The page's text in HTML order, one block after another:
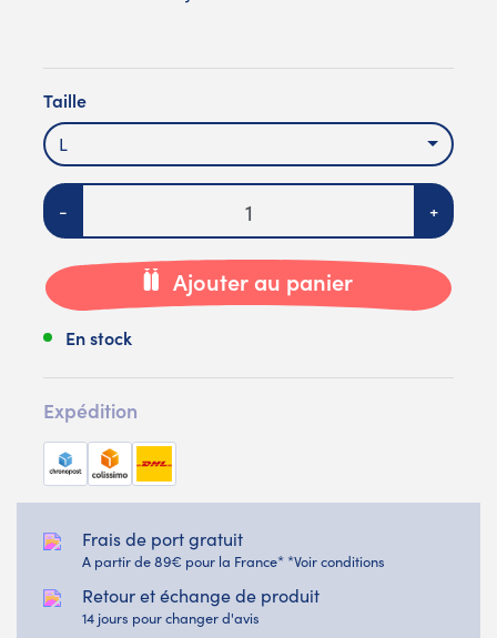
Taille
L
Quantité
- +
Ajouter au panier
En stock
Expédition
Frais de port gratuit
A partir de 89€ pour la France* *Voir conditions
Retour et échange de produit
14 jours pour changer d'avis